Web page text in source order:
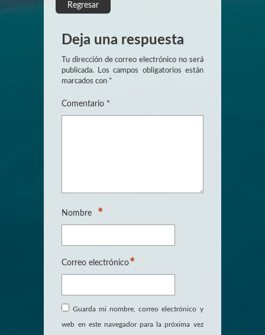
Regresar
Deja una respuesta
Tu dirección de correo electrónico no será
publicada.
Los campos obligatorios están
marcados con *
Comentario *
Nombre *
Correo electrónico*
Guarda mi nombre, correo electrónico y
web en este navegador para la próxima vez